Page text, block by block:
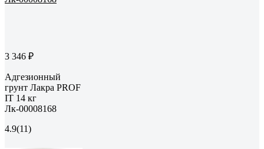
3 346 ₽
Адгезионный
грунт Лакра PROF
IT 14 кг
Лк-00008168
4.9(11)